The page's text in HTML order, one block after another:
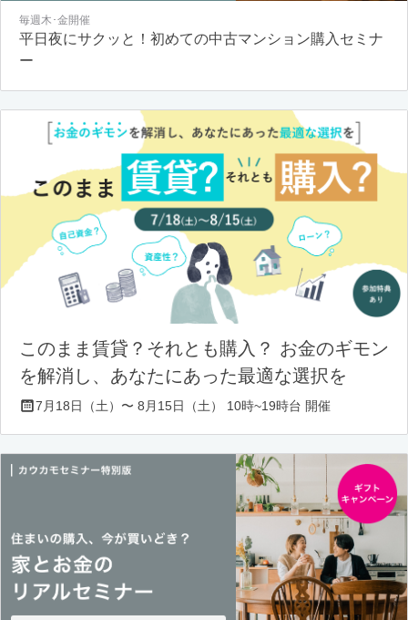
毎週木･金開催
平日夜にサクッと！初めての中古マンション購入セミナ
ー
このまま賃貸？それとも購入？ お金のギモン
を解消し、あなたにあった最適な選択を
7月18日（土）〜 8月15日（土） 10時~19時台 開催